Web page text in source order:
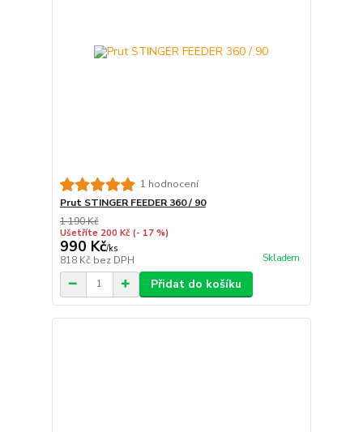
1 hodnocení
Prut STINGER FEEDER 360 / 90
1 190 Kč
Ušetříte 200 Kč (- 17 %)
990 Kč/ks
818 Kč bez DPH Skladem
Přidat do košíku